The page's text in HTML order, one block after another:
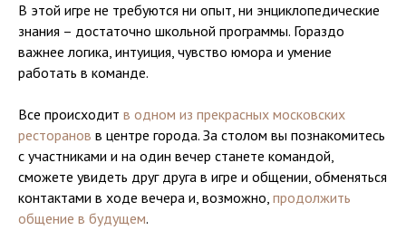
В этой игре не требуются ни опыт, ни энциклопедические
знания – достаточно школьной программы. Гораздо
важнее логика, интуиция, чувство юмора и умение
работать в команде.
Все происходит в одном из прекрасных московских
ресторанов в центре города. За столом вы познакомитесь
с участниками и на один вечер станете командой,
сможете увидеть друг друга в игре и общении, обменяться
контактами в ходе вечера и, возможно, продолжить
общение в будущем.